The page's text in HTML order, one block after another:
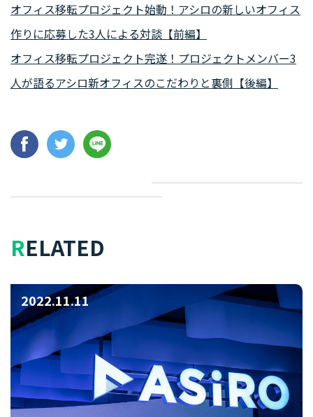
オフィス移転プロジェクト始動！アシロの新しいオフィス
作りに応募した3人による対談【前編】
オフィス移転プロジェクト完遂！プロジェクトメンバー3
人が語るアシロ新オフィスのこだわりと裏側【後編】
RELATED
2022.11.11